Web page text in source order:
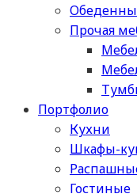
Прочая
Портфолио
Кухни
Шкафы-
Гостиные